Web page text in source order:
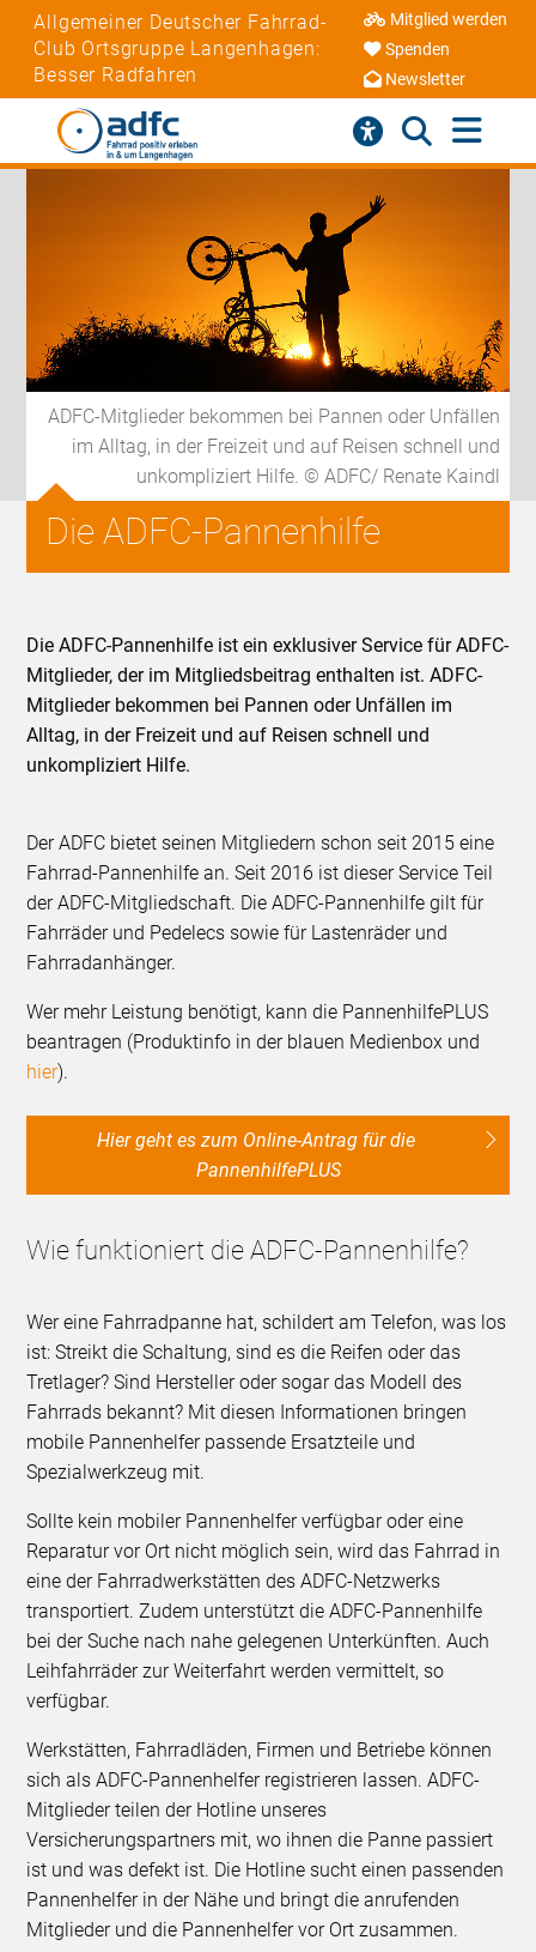
Allgemeiner Deutscher Fahrrad-
Club Ortsgruppe Langenhagen:
Besser Radfahren
Mitglied werden
Spenden
Newsletter
ADFC-Mitglieder bekommen bei Pannen oder Unfällen
im Alltag, in der Freizeit und auf Reisen schnell und
unkompliziert Hilfe. © ADFC/ Renate Kaindl
Die ADFC-Pannenhilfe
Die ADFC-Pannenhilfe ist ein exklusiver Service für ADFC-
Mitglieder, der im Mitgliedsbeitrag enthalten ist. ADFC-
Mitglieder bekommen bei Pannen oder Unfällen im
Alltag, in der Freizeit und auf Reisen schnell und
unkompliziert Hilfe.
Der ADFC bietet seinen Mitgliedern schon seit 2015 eine
Fahrrad-Pannenhilfe an. Seit 2016 ist dieser Service Teil
der ADFC-Mitgliedschaft. Die ADFC-Pannenhilfe gilt für
Fahrräder und Pedelecs sowie für Lastenräder und
Fahrradanhänger.
Wer mehr Leistung benötigt, kann die PannenhilfePLUS
beantragen (Produktinfo in der blauen Medienbox und
hier).
Hier geht es zum Online-Antrag für die
PannenhilfePLUS
Wie funktioniert die ADFC-Pannenhilfe?
Wer eine Fahrradpanne hat, schildert am Telefon, was los
ist: Streikt die Schaltung, sind es die Reifen oder das
Tretlager? Sind Hersteller oder sogar das Modell des
Fahrrads bekannt? Mit diesen Informationen bringen
mobile Pannenhelfer passende Ersatzteile und
Spezialwerkzeug mit.
Sollte kein mobiler Pannenhelfer verfügbar oder eine
Reparatur vor Ort nicht möglich sein, wird das Fahrrad in
eine der Fahrradwerkstätten des ADFC-Netzwerks
transportiert. Zudem unterstützt die ADFC-Pannenhilfe
bei der Suche nach nahe gelegenen Unterkünften. Auch
Leihfahrräder zur Weiterfahrt werden vermittelt, so
verfügbar.
Werkstätten, Fahrradläden, Firmen und Betriebe können
sich als ADFC-Pannenhelfer registrieren lassen. ADFC-
Mitglieder teilen der Hotline unseres
Versicherungspartners mit, wo ihnen die Panne passiert
ist und was defekt ist. Die Hotline sucht einen passenden
Pannenhelfer in der Nähe und bringt die anrufenden
Mitglieder und die Pannenhelfer vor Ort zusammen.